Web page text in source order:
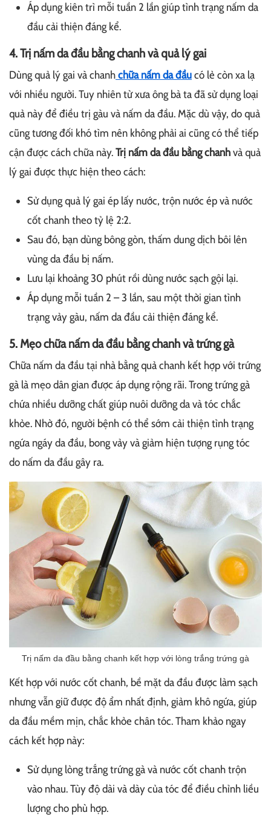
Áp dụng kiên trì mỗi tuần 2 lần giúp tình trạng nấm da
đầu cải thiện đáng kể.
4. Trị nấm da đầu bằng chanh và quả lý gai
Dùng quả lý gai và chanhchữa nấm da đầucó lẻ còn xa lạ
với nhiều người. Tuy nhiên từ xưa ông bà ta đã sử dụng loại
quả này để điều trị gàu và nấm da đầu. Mặc dù vậy, do quả
cũng tương đối khó tìm nên không phải ai cũng có thể tiếp
cận được cách chữa này.Trị nấm da đầu bằng chanhvà quả
lý gai được thực hiện theo cách:
Sử dụng quả lý gai ép lấy nước, trộn nước ép và nước
cốt chanh theo tỷ lệ 2:2.
Sau đó, bạn dùng bông gòn, thấm dung dịch bôi lên
vùng da đầu bị nấm.
Lưu lại khoảng 30 phút rồi dùng nước sạch gội lại.
Áp dụng mỗi tuần 2 – 3 lần, sau một thời gian tình
trạng vảy gàu, nấm da đầu cải thiện đáng kể.
5. Mẹo chữa nấm da đầu bằng chanh và trứng gà
Chữa nấm da đầu tại nhà bằng quả chanh kết hợp với trứng
gà là mẹo dân gian được áp dụng rộng rãi. Trong trứng gà
chứa nhiều dưỡng chất giúp nuôi dưỡng da và tóc chắc
khỏe. Nhờ đó, người bệnh có thể sớm cải thiện tình trạng
ngứa ngáy da đầu, bong vảy và giảm hiện tượng rụng tóc
do nấm da đầu gây ra.
Trị nấm da đầu bằng chanh kết hợp với lòng trắng trứng gà
Kết hợp với nước cốt chanh, bề mặt da đầu được làm sạch
nhưng vẫn giữ được độ ẩm nhất định, giảm khô ngứa, giúp
da đầu mềm mịn, chắc khỏe chân tóc. Tham khảo ngay
cách kết hợp này:
Sử dụng lòng trắng trứng gà và nước cốt chanh trộn
vào nhau. Tùy độ dài và dày của tóc để điều chỉnh liều
lượng cho phù hợp.